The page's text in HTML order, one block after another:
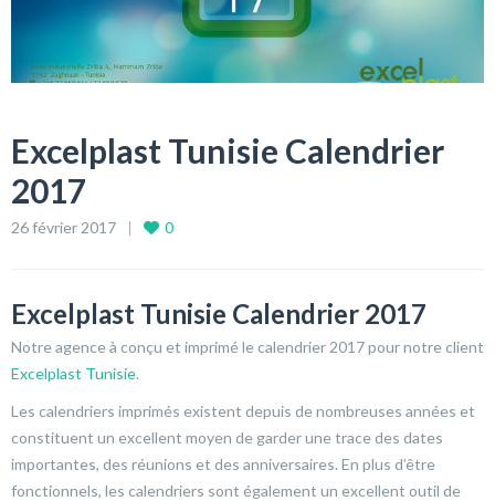
Excelplast Tunisie Calendrier
2017
26 février 2017 0
Excelplast Tunisie Calendrier 2017
Notre agence à conçu et imprimé le calendrier 2017 pour notre client
Excelplast Tunisie.
Les calendriers imprimés existent depuis de nombreuses années et
constituent un excellent moyen de garder une trace des dates
importantes, des réunions et des anniversaires. En plus d’être
fonctionnels, les calendriers sont également un excellent outil de